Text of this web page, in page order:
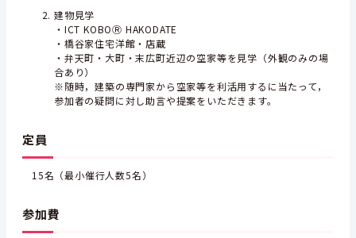
建物見学
・ICT KOBOⓇ HAKODATE
・橋谷家住宅洋館・店蔵
・弁天町・大町・末広町近辺の空家等を見学（外観のみの場
合あり）
※随時，建築の専門家から空家等を利活用するに当たって，
参加者の疑問に対し助言や提案をいただきます。
定員
15名（最小催行人数5名）
参加費